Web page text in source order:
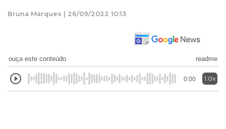
Bruna Marques | 26/09/2022 10:13
ouça este conteúdo readme
0:00 1.0x